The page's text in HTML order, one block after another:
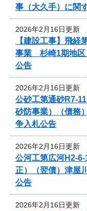
事（大久手）に関
2026年2月16日更新
【建設工事】飛
事業 杉崎1期地区
公告
2026年2月16日更新
公砂工第通砂R7-
砂防事業）（債務
争入札公告
2026年2月16日更新
公河工第広河H2-
正）（翌債）津屋
公告
2026年2月16日更新